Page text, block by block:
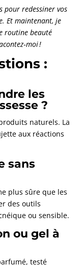
pour redessiner vos
Et maintenant, je
routine beauté
!
:
les
?
naturels. La
aux réactions
sans
plus sûre que les
des outils
ou sensible.
ou gel à
testé